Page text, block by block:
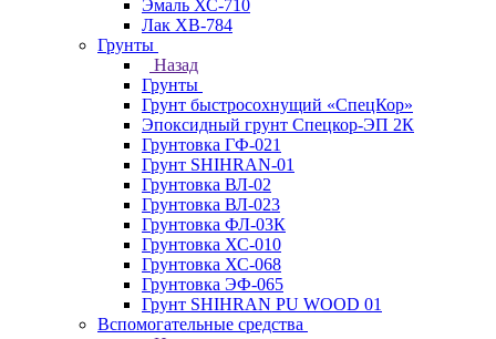
Эмаль ХС-710
Лак ХВ-784
Грунты
Назад
Грунты
Грунт быстросохнущий «СпецКор»
Эпоксидный грунт Спецкор-ЭП 2К
Грунтовка ГФ-021
Грунт SHIHRAN-01
Грунтовка ВЛ-02
Грунтовка ВЛ-023
Грунтовка ФЛ-03К
Грунтовка ХС-010
Грунтовка ХС-068
Грунтовка ЭФ-065
Грунт SHIHRAN PU WOOD 01
Вспомогательные средства